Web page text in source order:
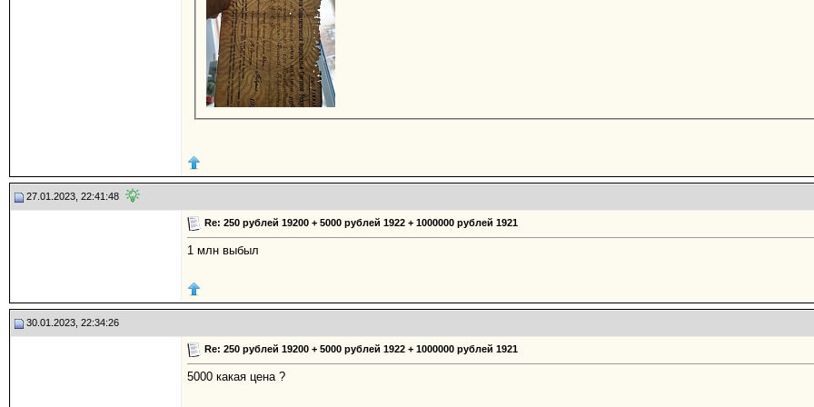
27.01.2023, 22:41:48
Re: 250 рублей 19200 + 5000 рублей 1922 + 1000000 рублей 1921
1 млн выбыл
30.01.2023, 22:34:26
Re: 250 рублей 19200 + 5000 рублей 1922 + 1000000 рублей 1921
5000 какая цена ?